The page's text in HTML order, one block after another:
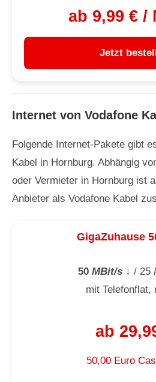
ab 9,99 € /
Jetzt
Internet von Vodafone
Folgende Internet-Pakete gibt
Kabel in Hornburg. Abhängig
oder Vermieter in Hornburg ist
Anbieter als Vodafone Kabel
GigaZuhause
50 MBit/s ↓ / 25
mit Telefonflat,
ab
50,00 Euro